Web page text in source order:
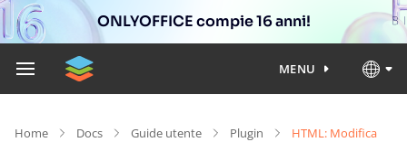
ONLYOFFICE compie 16 anni!
MENU
Home Docs Guide utente Plugin
HTML: Modifica